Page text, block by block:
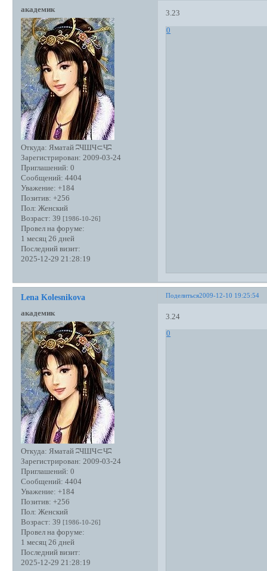
академик
Откуда: Яматай ʭЧШЧ⊂Чʭ
Зарегистрирован: 2009-03-24
Приглашений: 0
Сообщений: 4404
Уважение: +184
Позитив: +256
Пол: Женский
Возраст: 39 [1986-10-26]
Провел на форуме:
1 месяц 26 дней
Последний визит:
2025-12-29 21:28:19
3.23
0
Поделиться2009-12-10 19:25:54
Lena Kolesnikova
академик
Откуда: Яматай ʭЧШЧ⊂Чʭ
Зарегистрирован: 2009-03-24
Приглашений: 0
Сообщений: 4404
Уважение: +184
Позитив: +256
Пол: Женский
Возраст: 39 [1986-10-26]
Провел на форуме:
1 месяц 26 дней
Последний визит:
2025-12-29 21:28:19
3.24
0